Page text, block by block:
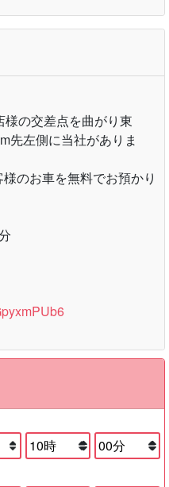
の交差点を曲がり東
先左側に当社がありま
のお車を無料でお預かり